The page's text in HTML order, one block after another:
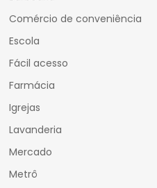
Comércio de conveniência
Escola
Fácil acesso
Farmácia
Igrejas
Lavanderia
Mercado
Metrô